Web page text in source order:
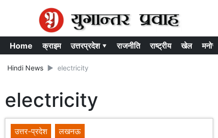
Home क्राइम उत्तरप्रदेश ▾ राजनीति राष्ट्रीय खेल
Hindi News electricity
electricity
उत्तर-प्रदेश
लखनऊ